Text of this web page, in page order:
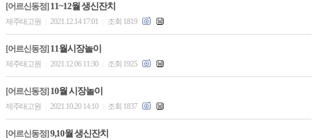
[어르신동정] 11~12월 생신잔치
제주태고원 2021.12.14 17:01 조회 1819
[어르신동정] 11월시장놀이
제주태고원 2021.12.06 11:30 조회 1925
[어르신동정] 10월 시장놀이
제주태고원 2021.10.20 14:10 조회 1837
[어르신동정] 9,10월 생신잔치